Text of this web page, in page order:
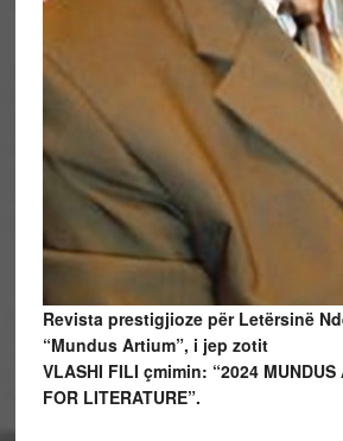
Revista prestigjioze për Letërsinë
“Mundus Artium”, i jep zotit
VLASHI FILI çmimin: “2024 MUNDUS
FOR LITERATURE”.